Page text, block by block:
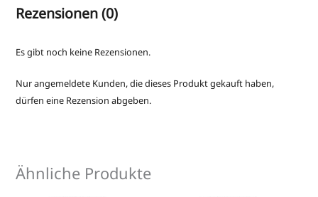
Rezensionen (0)
Es gibt noch keine Rezensionen.
Nur angemeldete Kunden, die dieses Produkt gekauft haben,
dürfen eine Rezension abgeben.
Ähnliche Produkte